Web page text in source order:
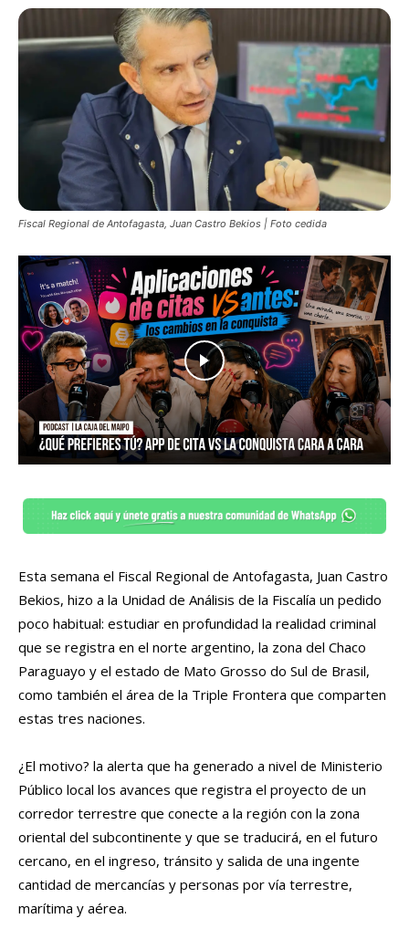
Fiscal Regional de Antofagasta, Juan Castro Bekios | Foto cedida
Esta semana el Fiscal Regional de Antofagasta, Juan Castro
Bekios, hizo a la Unidad de Análisis de la Fiscalía un pedido
poco habitual: estudiar en profundidad la realidad criminal
que se registra en el norte argentino, la zona del Chaco
Paraguayo y el estado de Mato Grosso do Sul de Brasil,
como también el área de la Triple Frontera que comparten
estas tres naciones.
¿El motivo? la alerta que ha generado a nivel de Ministerio
Público local los avances que registra el proyecto de un
corredor terrestre que conecte a la región con la zona
oriental del subcontinente y que se traducirá, en el futuro
cercano, en el ingreso, tránsito y salida de una ingente
cantidad de mercancías y personas por vía terrestre,
marítima y aérea.